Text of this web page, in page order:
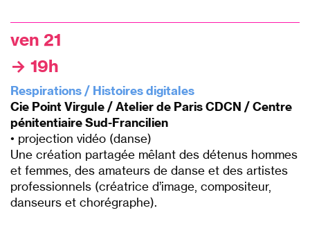
ven 21
→ 19h
Respirations / Histoires digitales
Cie Point Virgule / Atelier de Paris CDCN / Centre
pénitentiaire Sud-Francilien
• projection vidéo (danse)
Une création partagée mêlant des détenus hommes
et femmes, des amateurs de danse et des artistes
professionnels (créatrice d’image, compositeur,
danseurs et chorégraphe).